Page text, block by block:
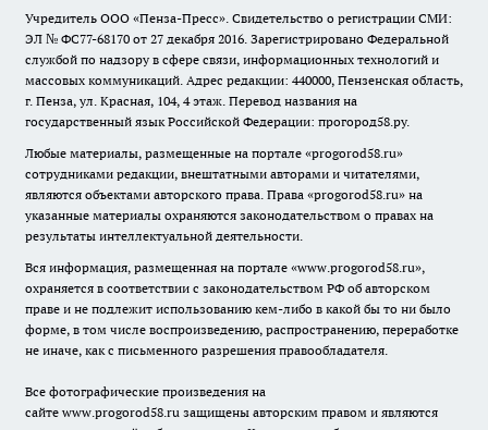
Учредитель ООО «Пенза-Пресс». Свидетельство о регистрации СМИ:
ЭЛ № ФС77-68170 от 27 декабря 2016. Зарегистрировано Федеральной
службой по надзору в сфере связи, информационных технологий и
массовых коммуникаций. Адрес редакции: 440000, Пензенская область,
г. Пенза, ул. Красная, 104, 4 этаж. Перевод названия на
государственный язык Российской Федерации: прогород58.ру.
Любые материалы, размещенные на портале «progorod58.ru»
сотрудниками редакции, внештатными авторами и читателями,
являются объектами авторского права. Права «progorod58.ru» на
указанные материалы охраняются законодательством о правах на
результаты интеллектуальной деятельности.
Вся информация, размещенная на портале «www.progorod58.ru»,
охраняется в соответствии с законодательством РФ об авторском
праве и не подлежит использованию кем-либо в какой бы то ни было
форме, в том числе воспроизведению, распространению, переработке
не иначе, как с письменного разрешения правообладателя.
Все фотографические произведения на
сайте www.progorod58.ru защищены авторским правом и являются